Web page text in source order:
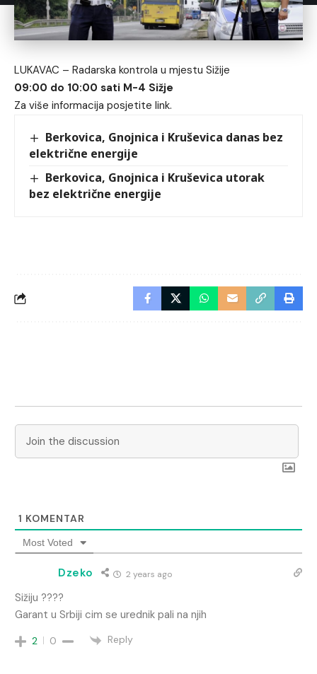
LUKAVAC – Radarska kontrola u mjestu Sižije
09:00 do 10:00 sati M-4 Sižje
Za više informacija posjetite link.
Berkovica, Gnojnica i Kruševica danas bez
električne energije
Berkovica, Gnojnica i Kruševica utorak
bez električne energije
1 KOMENTAR
Most Voted
Dzeko 2 years ago
Sižiju ????
Garant u Srbiji cim se urednik pali na njih
2 0 Reply